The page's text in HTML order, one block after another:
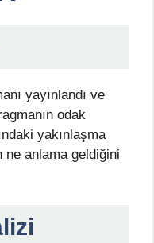
yayınlandı ve
odak
yakınlaşma
anlama geldiğini